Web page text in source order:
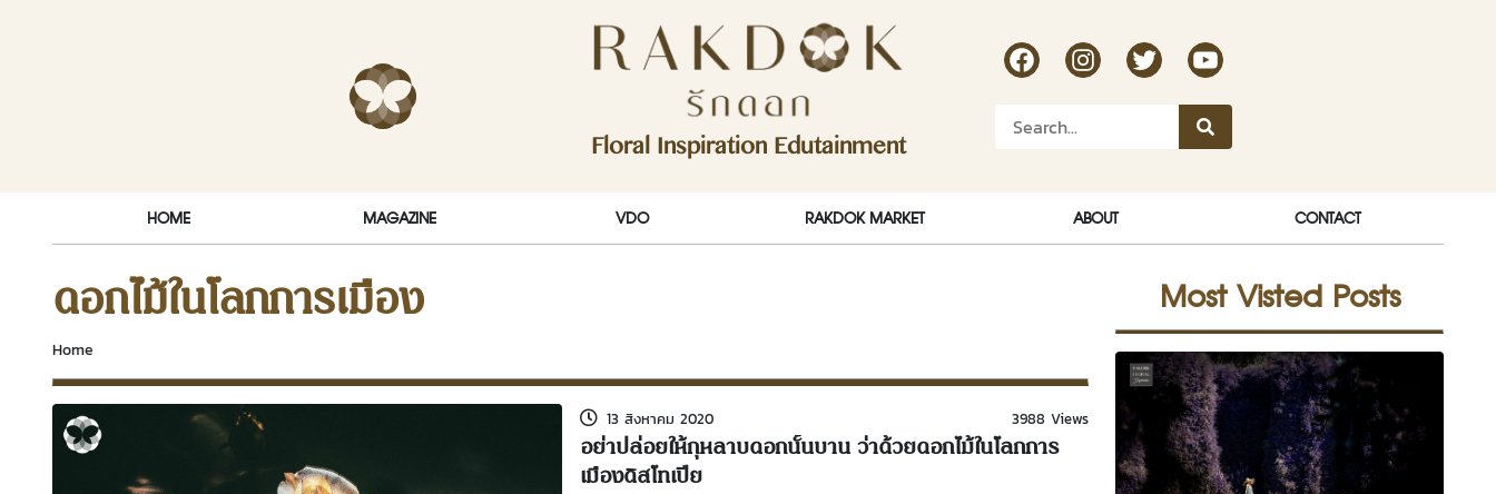
Floral Inspiration Edutainment
RakDok Channel Facebook
RakDok Channel Instagram
RakDok TwitterRakdok Channel Youtube
HOME MAGAZINE VDO RAKDOK MARKET ABOUT CONTACT
ดอกไม้ในโลกการเมือง
Home
13 สิงหาคม 2020 3988 Views
อย่าปล่อยให้กุหลาบดอกนั้นบาน ว่าด้วยดอกไม้ในโลกการ
เมืองดิสโทเปีย
Most Visted Posts